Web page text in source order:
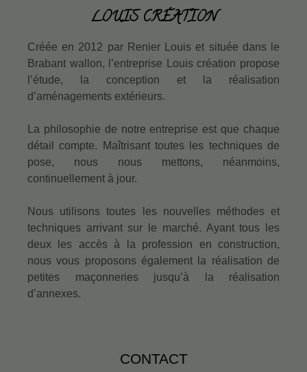
LOUIS CRÉATION
Créée en 2012 par Renier Louis et située dans le
Brabant wallon, l’entreprise Louis création propose
l’étude, la conception et la réalisation
d’aménagements extérieurs.
La philosophie de notre entreprise est que chaque
détail compte. Maîtrisant toutes les techniques de
pose, nous nous mettons, néanmoins,
continuellement à jour.
Nous utilisons toutes les nouvelles méthodes et
techniques arrivant sur le marché. Ayant tous les
deux les accès à la profession en construction,
nous vous proposons également la réalisation de
petites maçonneries jusqu’à la réalisation
d’annexes.
CONTACT